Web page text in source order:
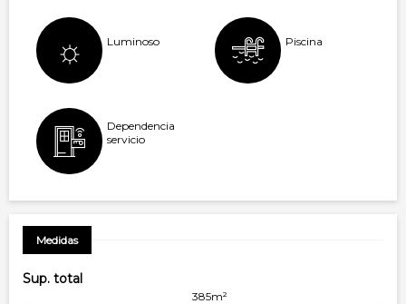
Luminoso Piscina
Dependencia
servicio
Medidas
Sup. total
385m²